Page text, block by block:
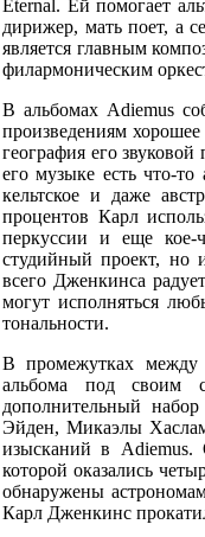
Eternal. Ей помогает
дирижер, мать поет, а
является главным
филармоническим
В альбомах Adiemus
произведениям
география его
его музыке есть что-то
кельтское и даже
процентов Карл
перкуссии и еще кое-
студийный проект,
всего Дженкинса
могут исполняться
тональности.
В промежутках
альбома под своим
дополнительный
Эйден, Микаэлы
изысканий в Adiemus.
которой оказались
обнаружены
Карл Дженкинс